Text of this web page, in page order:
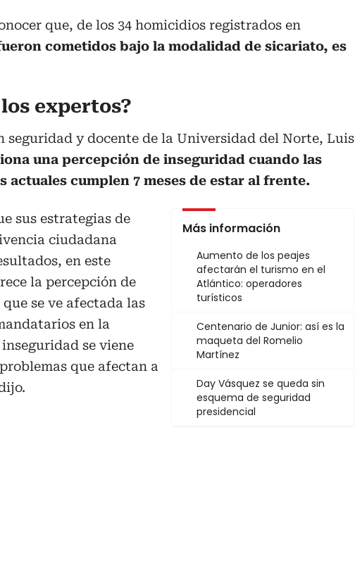
que, de los 34 homicidios registrados en
cometidos bajo la modalidad de sicariato, es
expertos?
seguridad y docente de la Universidad del Norte, Luis
una percepción de inseguridad cuando las
actuales cumplen 7 meses de estar al frente.
Más información
Aumento de los peajes
afectarán el turismo en el
Atlántico: operadores
turísticos
Centenario de Junior: así es la
maqueta del Romelio
Martínez
Day Vásquez se queda sin
esquema de seguridad
presidencial
sus estrategias de
ciudadana
en este
la percepción de
se ve afectada las
en la
se viene
que afectan a